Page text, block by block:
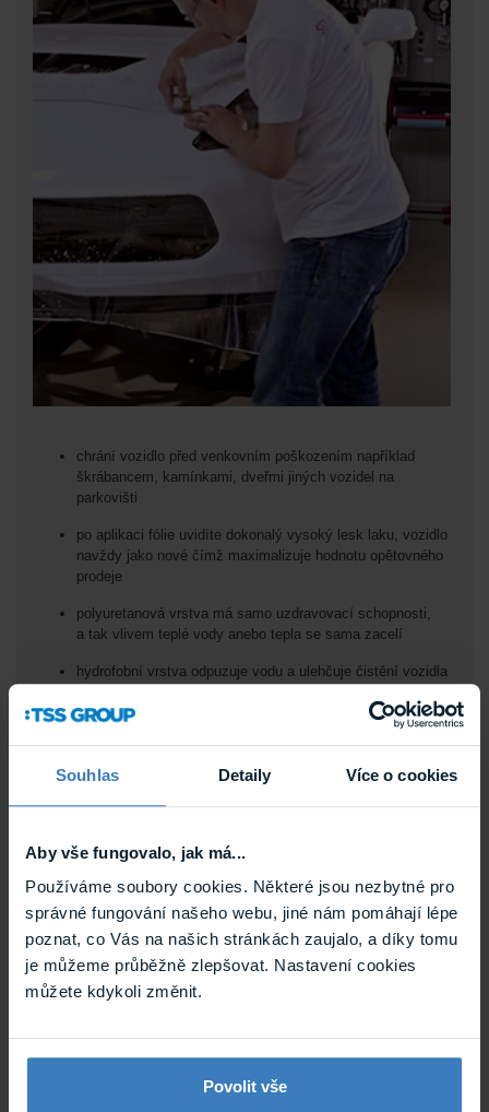
Souhlas Detaily Více o cookies
Aby vše fungovalo, jak má...
Používáme soubory cookies. Některé jsou nezbytné pro
správné fungování našeho webu, jiné nám pomáhají lépe
poznat, co Vás na našich stránkách zaujalo, a díky tomu
je můžeme průběžně zlepšovat. Nastavení cookies
můžete kdykoli změnit.
Povolit vše